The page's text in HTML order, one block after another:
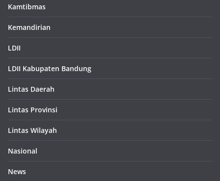
Kamtibmas
Kemandirian
LDII
LDII Kabupaten Bandung
Lintas Daerah
Lintas Provinsi
Lintas Wilayah
Nasional
News